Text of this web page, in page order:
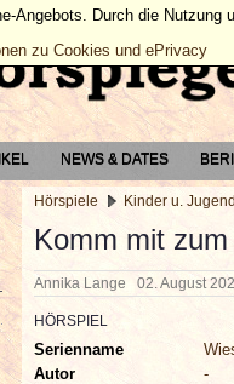
NEWS & DATES
Hörspiele Kinder u. Jugend
Komm mit
Annika Lange 02. August
HÖRSPIEL
Serienname
Autor
-
Angebots. Durch die
zu Cookies und ePrivacy